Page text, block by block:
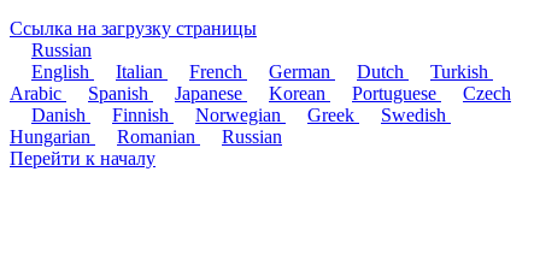
Ссылка на загрузку страницы
Russian
English
Italian French German Dutch
Turkish
Arabic
Spanish Japanese Korean Portuguese
Czech
Danish
Finnish Norwegian Greek
Swedish
Hungarian
Romanian
Russian
Перейти к началу